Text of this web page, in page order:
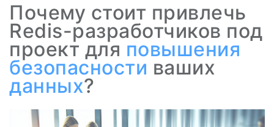
Почему стоит привлечь
Redis-разработчиков под
проект для повышения
безопасности ваших
данных?